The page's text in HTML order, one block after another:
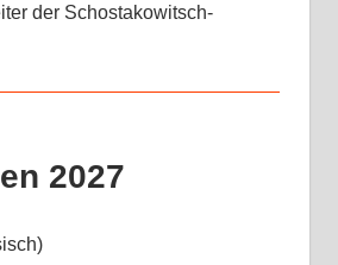
der Schostakowitsch-
2027